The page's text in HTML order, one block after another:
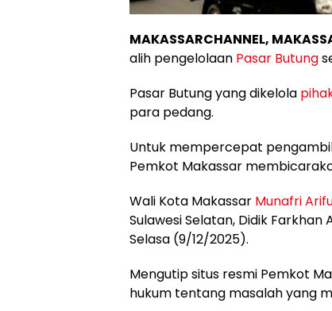
MAKASSARCHANNEL,
alih pengelolaan Pasar Butung
Pasar Butung yang dikelola
para pedang.
Untuk mempercepat
Pemkot Makassar
Wali Kota Makassar Munafri
Sulawesi Selatan, Didik Farkhan
Selasa (9/12/2025).
Mengutip situs resmi Pemkot
hukum tentang masalah yang